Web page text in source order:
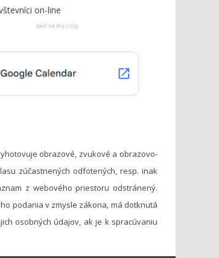
on-line
beží na WassUp
obrazové, zvukové a obrazovo-
zúčastnených odfotených, resp. inak
z webového priestoru odstránený.
podania v zmysle zákona, má dotknutá
osobných údajov, ak je k spracúvaniu